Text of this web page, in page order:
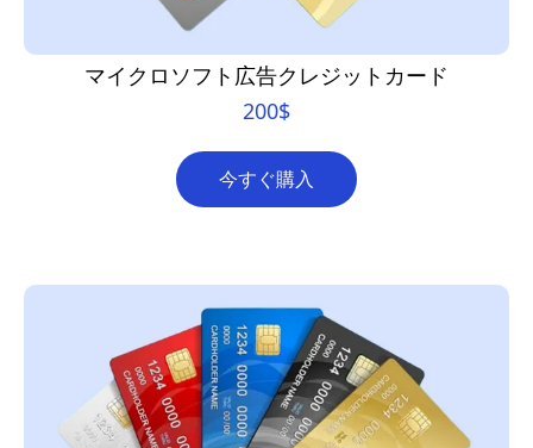
マイクロソフト広告クレジットカード
200$
今すぐ購入